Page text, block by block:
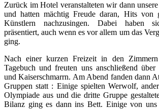
Zurück im Hotel veranstalteten wir dann
und hatten mächtig Freude daran, Hits von
Künstlern nachzusingen. Dabei haben
präsentiert, auch wenn es vor allem um das
ging.
Nach einer kurzen Freizeit in den
Tagebuch und freuten uns anschließend über
und Kaiserschmarrn. Am Abend fanden dann
Gruppen statt : Einige spielten Werwolf,
Olympiade aus und die dritte Gruppe
Bilanz ging es dann ins Bett. Einige von uns